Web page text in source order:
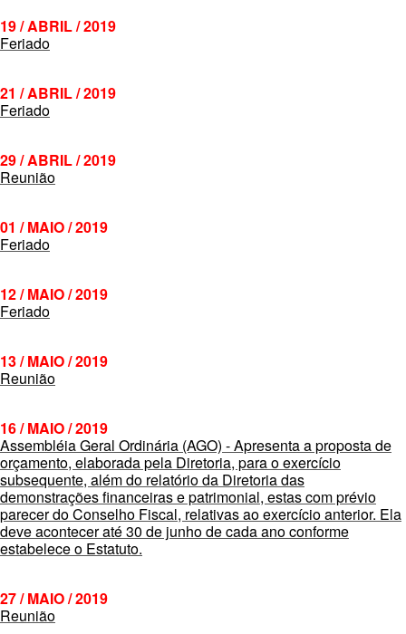
19 / ABRIL / 2019
Feriado
21 / ABRIL / 2019
Feriado
29 / ABRIL / 2019
Reunião
01 / MAIO / 2019
Feriado
12 / MAIO / 2019
Feriado
13 / MAIO / 2019
Reunião
16 / MAIO / 2019
Assembléia Geral Ordinária (AGO) - Apresenta a proposta de
orçamento, elaborada pela Diretoria, para o exercício
subsequente, além do relatório da Diretoria das
demonstrações financeiras e patrimonial, estas com prévio
parecer do Conselho Fiscal, relativas ao exercício anterior. Ela
deve acontecer até 30 de junho de cada ano conforme
estabelece o Estatuto.
27 / MAIO / 2019
Reunião